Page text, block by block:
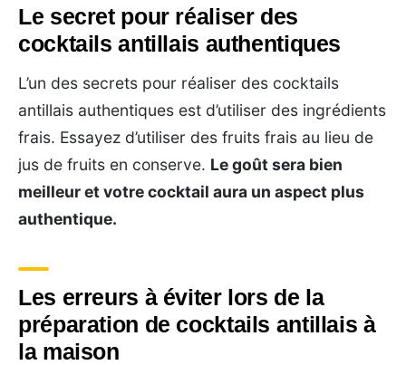
Le secret pour réaliser des
cocktails antillais authentiques
L’un des secrets pour réaliser des cocktails
antillais authentiques est d’utiliser des ingrédients
frais. Essayez d’utiliser des fruits frais au lieu de
jus de fruits en conserve. Le goût sera bien
meilleur et votre cocktail aura un aspect plus
authentique.
Les erreurs à éviter lors de la
préparation de cocktails antillais à
la maison